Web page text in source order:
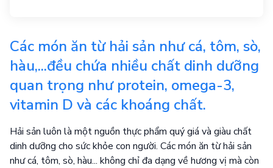
Các món ăn từ hải sản như cá, tôm, sò,
hàu,...đều chứa nhiều chất dinh dưỡng
quan trọng như protein, omega-3,
vitamin D và các khoáng chất.
Hải sản luôn là một nguồn thực phẩm quý giá và giàu chất
dinh dưỡng cho sức khỏe con người. Các món ăn từ hải sản
như cá, tôm, sò, hàu... không chỉ đa dạng về hương vị mà còn